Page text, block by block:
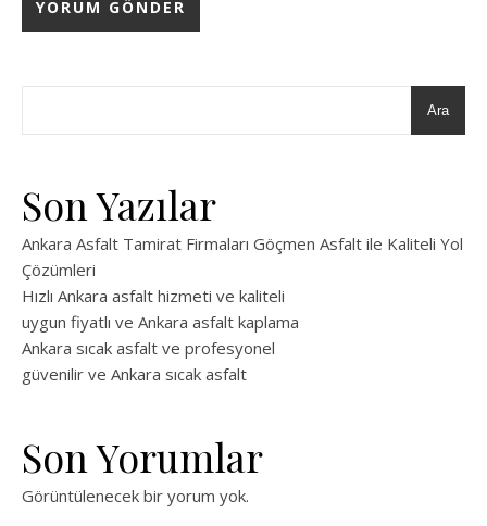
Ara
Son Yazılar
Ankara Asfalt Tamirat Firmaları Göçmen Asfalt ile Kaliteli Yol
Çözümleri
Hızlı Ankara asfalt hizmeti ve kaliteli
uygun fiyatlı ve Ankara asfalt kaplama
Ankara sıcak asfalt ve profesyonel
güvenilir ve Ankara sıcak asfalt
Son Yorumlar
Görüntülenecek bir yorum yok.